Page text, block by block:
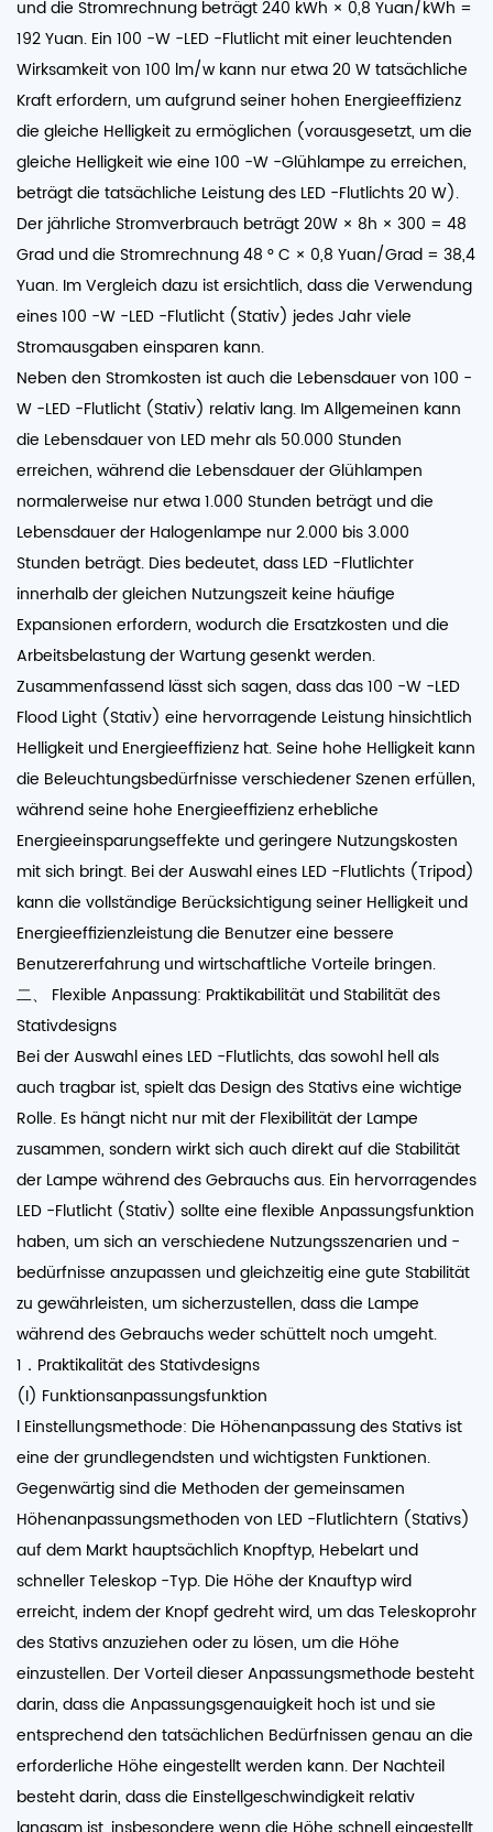
und die Stromrechnung beträgt 240 kWh × 0,8 Yuan/kWh =
192 Yuan. Ein 100 -W -LED -Flutlicht mit einer leuchtenden
Wirksamkeit von 100 lm/w kann nur etwa 20 W tatsächliche
Kraft erfordern, um aufgrund seiner hohen Energieeffizienz
die gleiche Helligkeit zu ermöglichen (vorausgesetzt, um die
gleiche Helligkeit wie eine 100 -W -Glühlampe zu erreichen,
beträgt die tatsächliche Leistung des LED -Flutlichts 20 W).
Der jährliche Stromverbrauch beträgt 20W × 8h × 300 = 48
Grad und die Stromrechnung 48 ° C × 0,8 Yuan/Grad = 38,4
Yuan. Im Vergleich dazu ist ersichtlich, dass die Verwendung
eines 100 -W -LED -Flutlicht (Stativ) jedes Jahr viele
Stromausgaben einsparen kann.
Neben den Stromkosten ist auch die Lebensdauer von 100 -
W -LED -Flutlicht (Stativ) relativ lang. Im Allgemeinen kann
die Lebensdauer von LED mehr als 50.000 Stunden
erreichen, während die Lebensdauer der Glühlampen
normalerweise nur etwa 1.000 Stunden beträgt und die
Lebensdauer der Halogenlampe nur 2.000 bis 3.000
Stunden beträgt. Dies bedeutet, dass LED -Flutlichter
innerhalb der gleichen Nutzungszeit keine häufige
Expansionen erfordern, wodurch die Ersatzkosten und die
Arbeitsbelastung der Wartung gesenkt werden.
Zusammenfassend lässt sich sagen, dass das 100 -W -LED
Flood Light (Stativ) eine hervorragende Leistung hinsichtlich
Helligkeit und Energieeffizienz hat. Seine hohe Helligkeit kann
die Beleuchtungsbedürfnisse verschiedener Szenen erfüllen,
während seine hohe Energieeffizienz erhebliche
Energieeinsparungseffekte und geringere Nutzungskosten
mit sich bringt. Bei der Auswahl eines LED -Flutlichts (Tripod)
kann die vollständige Berücksichtigung seiner Helligkeit und
Energieeffizienzleistung die Benutzer eine bessere
Benutzererfahrung und wirtschaftliche Vorteile bringen.
二、 Flexible Anpassung: Praktikabilität und Stabilität des
Stativdesigns
Bei der Auswahl eines LED -Flutlichts, das sowohl hell als
auch tragbar ist, spielt das Design des Stativs eine wichtige
Rolle. Es hängt nicht nur mit der Flexibilität der Lampe
zusammen, sondern wirkt sich auch direkt auf die Stabilität
der Lampe während des Gebrauchs aus. Ein hervorragendes
LED -Flutlicht (Stativ) sollte eine flexible Anpassungsfunktion
haben, um sich an verschiedene Nutzungsszenarien und -
bedürfnisse anzupassen und gleichzeitig eine gute Stabilität
zu gewährleisten, um sicherzustellen, dass die Lampe
während des Gebrauchs weder schüttelt noch umgeht.
1．Praktikalität des Stativdesigns
(I) Funktionsanpassungsfunktion
l Einstellungsmethode: Die Höhenanpassung des Stativs ist
eine der grundlegendsten und wichtigsten Funktionen.
Gegenwärtig sind die Methoden der gemeinsamen
Höhenanpassungsmethoden von LED -Flutlichtern (Stativs)
auf dem Markt hauptsächlich Knopftyp, Hebelart und
schneller Teleskop -Typ. Die Höhe der Knauftyp wird
erreicht, indem der Knopf gedreht wird, um das Teleskoprohr
des Stativs anzuziehen oder zu lösen, um die Höhe
einzustellen. Der Vorteil dieser Anpassungsmethode besteht
darin, dass die Anpassungsgenauigkeit hoch ist und sie
entsprechend den tatsächlichen Bedürfnissen genau an die
erforderliche Höhe eingestellt werden kann. Der Nachteil
besteht darin, dass die Einstellgeschwindigkeit relativ